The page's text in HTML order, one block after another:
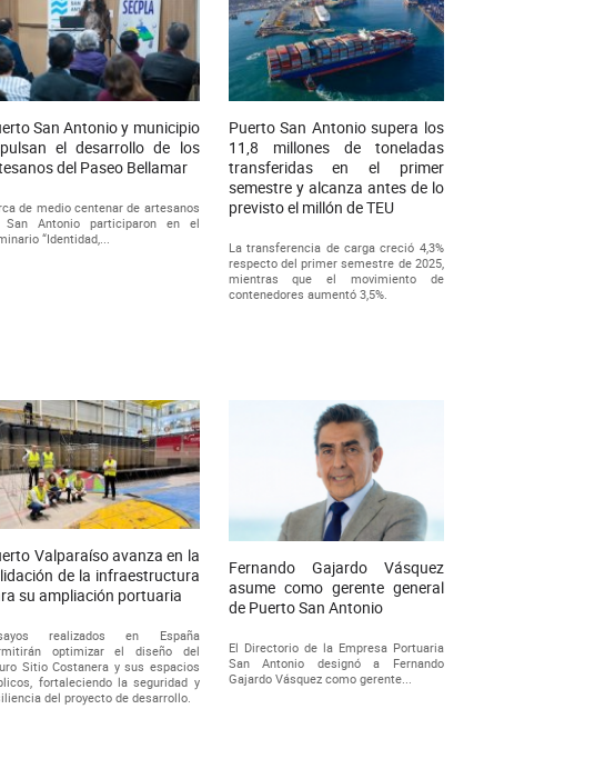
San Antonio y municipio
el desarrollo de los
del Paseo Bellamar
de medio centenar de artesanos
San Antonio participaron en el
“Identidad,...
Puerto San Antonio supera los
11,8 millones de toneladas
transferidas en el primer
semestre y alcanza antes de lo
previsto el millón de TEU
La transferencia de carga creció 4,3%
respecto del primer semestre de 2025,
mientras que el movimiento de
contenedores aumentó 3,5%.
Valparaíso avanza en la
de la infraestructura
su ampliación portuaria
realizados en España
optimizar el diseño del
Sitio Costanera y sus espacios
fortaleciendo la seguridad y
del proyecto de desarrollo.
Fernando Gajardo Vásquez
asume como gerente general
de Puerto San Antonio
El Directorio de la Empresa Portuaria
San Antonio designó a Fernando
Gajardo Vásquez como gerente...